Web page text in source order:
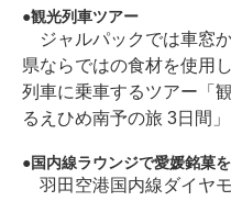
観光列車ツアー
ジャルパックでは車窓
県ならではの食材を使用
列車に乗車するツアー「
るえひめ南予の旅 3日間
国内線ラウンジで愛媛銘菓
羽田空港国内線ダイヤ